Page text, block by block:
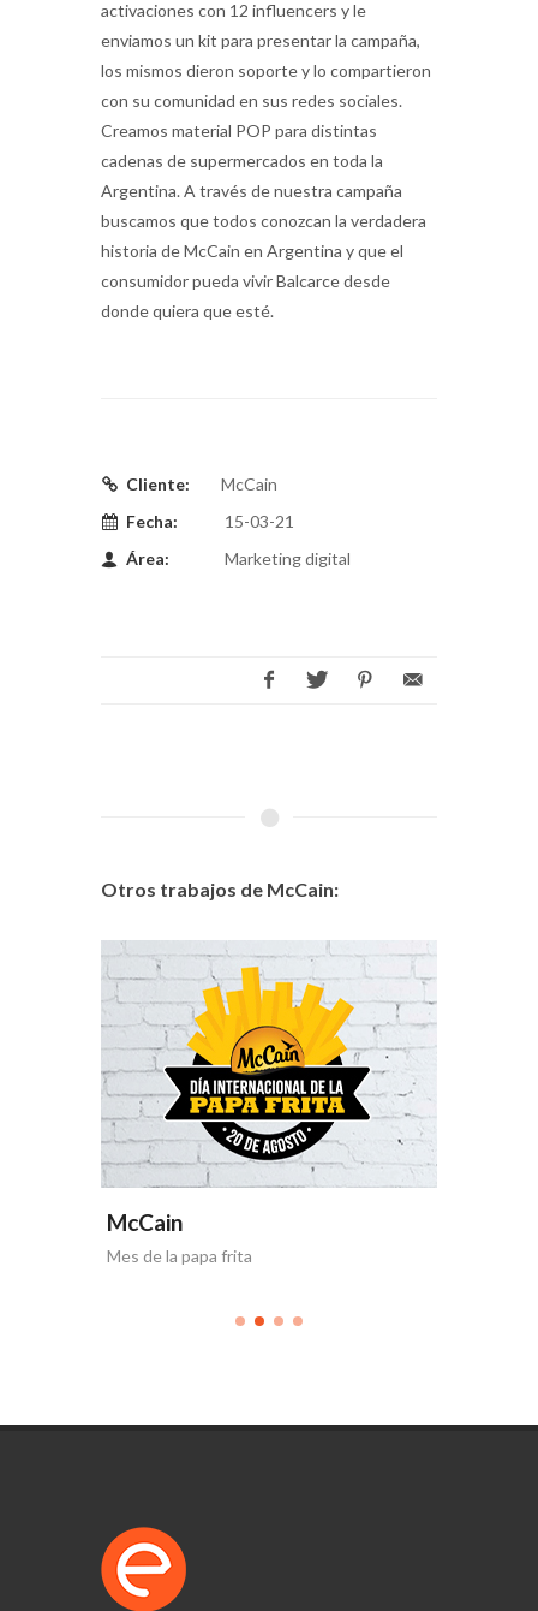
activaciones con 12 influencers y le
enviamos un kit para presentar la campaña,
los mismos dieron soporte y lo compartieron
con su comunidad en sus redes sociales.
Creamos material POP para distintas
cadenas de supermercados en toda la
Argentina. A través de nuestra campaña
buscamos que todos conozcan la verdadera
historia de McCain en Argentina y que el
consumidor pueda vivir Balcarce desde
donde quiera que esté.
Cliente:
McCain
Fecha:
15-03-21
Área:
Marketing digital
Otros trabajos de McCain:
McCain
Mes de la papa frita